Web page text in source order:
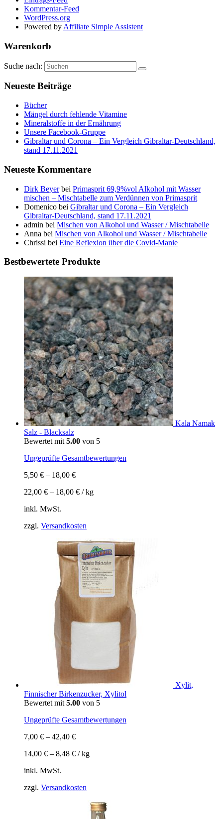
Kommentar-Feed
WordPress.org
Powered by Affiliate Simple Assistent
Warenkorb
Suche nach:
Neueste Beiträge
Bücher
Mängel durch fehlende Vitamine
Mineralstoffe in der Ernährung
Unsere Facebook-Gruppe
Gibraltar und Corona – Ein Vergleich Gibraltar-Deutschland,
stand 17.11.2021
Neueste Kommentare
Dirk Beyerbei Primasprit 69,9%vol Alkohol mit Wasser
mischen – Mischtabelle zum Verdünnen von Primasprit
Domenico bei Gibraltar und Corona – Ein Vergleich
Gibraltar-Deutschland, stand 17.11.2021
admin bei Mischen von Alkohol und Wasser / Mischtabelle
Anna bei Mischen von Alkohol und Wasser / Mischtabelle
Chrissi bei Eine Reflexion über die Covid-Manie
Bestbewertete Produkte
Kala Namak
Salz - Blacksalz
Bewertet mit 5.00 von 5
Ungeprüfte Gesamtbewertungen
5,50 € – 18,00 €
22,00 € – 18,00 € /kg
inkl. MwSt.
zzgl. Versandkosten
Xylit,
Finnischer Birkenzucker, Xylitol
Bewertet mit 5.00 von 5
Ungeprüfte Gesamtbewertungen
7,00 € – 42,40 €
14,00 € – 8,48 € /kg
inkl. MwSt.
zzgl. Versandkosten